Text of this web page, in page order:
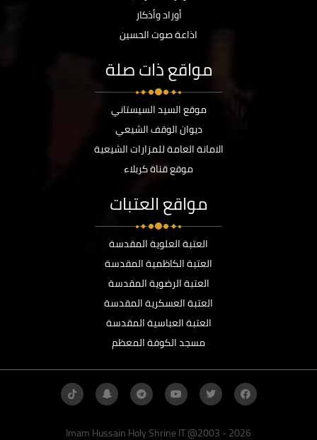
أوراد وأذكار
اذاعة صوت الحسين
مواقع ذات صلة
موقع السيد السيستاني
ديوان الوقف الشيعي
الامانة العامة للمزارات الشيعية
موقع قناة كربلاء
مواقع العتبات
العتبة العلوية المقدسة
العتبة الكاظمية المقدسة
العتبة الرضوية المقدسة
العتبة العسكرية المقدسة
العتبة العباسية المقدسة
مسجد الكوفة المعظم
Imam Hussain Holy Shrine IT @2003 - 2026